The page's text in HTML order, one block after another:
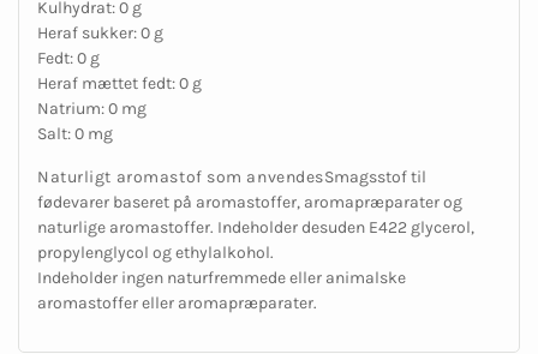
Kulhydrat: 0 g
Heraf sukker: 0 g
Fedt: 0 g
Heraf mættet fedt: 0 g
Natrium: 0 mg
Salt: 0 mg
Naturligt aromastof som anvendesSmagsstof til
fødevarer baseret på aromastoffer, aromapræparater og
naturlige aromastoffer. Indeholder desuden E422 glycerol,
propylenglycol og ethylalkohol.
Indeholder ingen naturfremmede eller animalske
aromastoffer eller aromapræparater.